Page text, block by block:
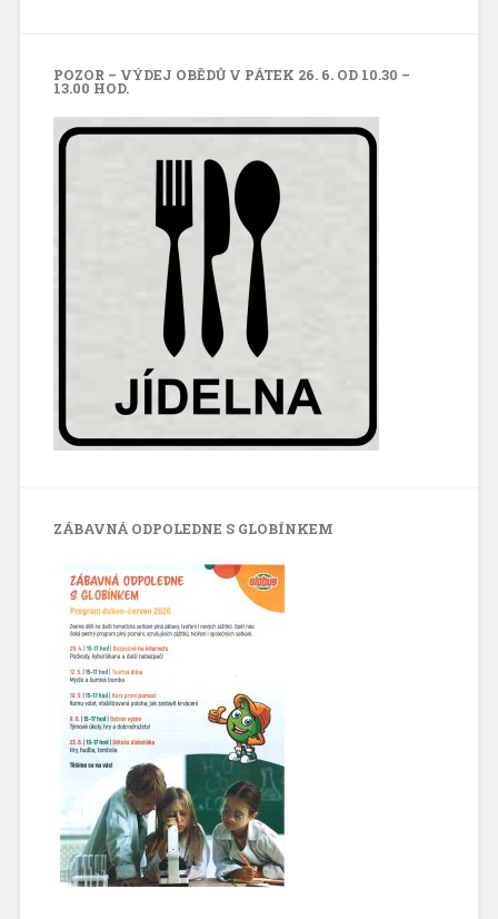
POZOR – VÝDEJ OBĚDŮ V PÁTEK 26. 6. OD 10.30 –
13.00 HOD.
ZÁBAVNÁ ODPOLEDNE S GLOBÍNKEM